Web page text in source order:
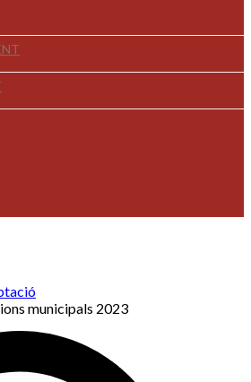
municipals 2023